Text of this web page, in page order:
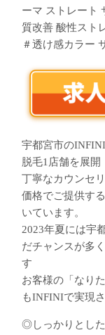
ーマ ストレート
質改善 酸性スト
＃透け感カラー
宇都宮市の
脱毛1店舗を展開
丁寧なカウンセ
価格でご提供す
いています。
2023年夏には宇
だチャンスが多
す
お客様の「なり
もINFINIで実現
◎しっかりとし